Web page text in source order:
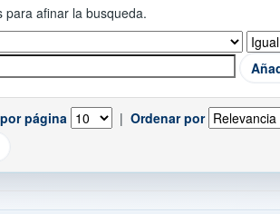
para afinar la busqueda.
página | Ordenar por